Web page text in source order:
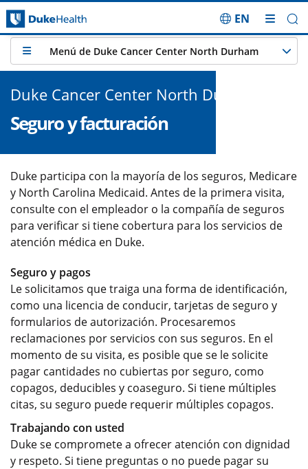
Saltar navegación
EN
Duke Cancer Center North Durham
Seguro y facturación
Menú de Duke Cancer Center North Durham
Duke participa con la mayoría de los seguros, Medicare
y North Carolina Medicaid. Antes de la primera visita,
consulte con el empleador o la compañía de seguros
para verificar si tiene cobertura para los servicios de
atención médica en Duke.
Seguro y pagos
Le solicitamos que traiga una forma de identificación,
como una licencia de conducir, tarjetas de seguro y
formularios de autorización. Procesaremos
reclamaciones por servicios con sus seguros. En el
momento de su visita, es posible que se le solicite
pagar cantidades no cubiertas por seguro, como
copagos, deducibles y coaseguro. Si tiene múltiples
citas, su seguro puede requerir múltiples copagos.
Trabajando con usted
Duke se compromete a ofrecer atención con dignidad
y respeto. Si tiene preguntas o no puede pagar su